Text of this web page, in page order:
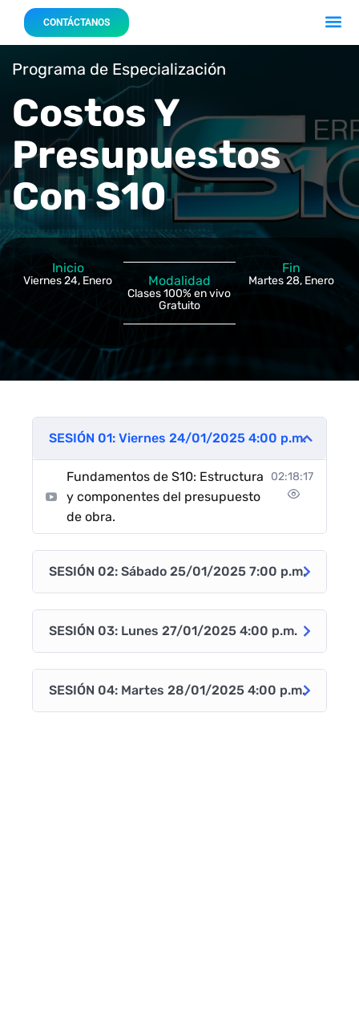
CONTÁCTANOS
Programa de Especialización
Costos Y
Presupuestos
Con S10
Inicio
Viernes 24, Enero Modalidad
Clases 100% en vivo
Gratuito
Fin
Martes 28, Enero
SESIÓN 01: Viernes 24/01/2025 4:00 p.m.
Fundamentos de S10: Estructura
y componentes del presupuesto
de obra.
02:18:17
SESIÓN 02: Sábado 25/01/2025 7:00 p.m.
SESIÓN 03: Lunes 27/01/2025 4:00 p.m.
SESIÓN 04: Martes 28/01/2025 4:00 p.m.